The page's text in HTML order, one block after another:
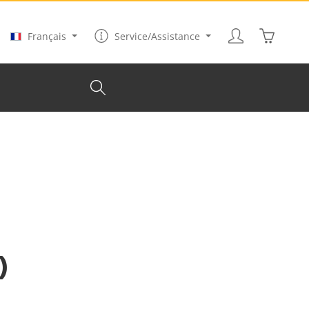
Français
Service/Assistance Le